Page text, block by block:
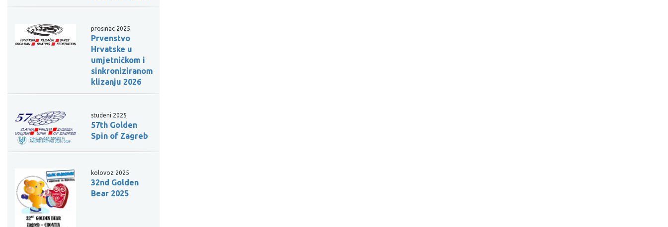
prosinac 2025
Prvenstvo
Hrvatske u
umjetničkom i
sinkroniziranom
klizanju 2026
studeni 2025
57th Golden
Spin of Zagreb
kolovoz 2025
32nd Golden
Bear 2025